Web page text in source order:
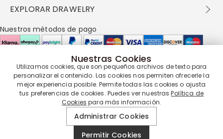
política de privacidad
Preguntas frecuentes
Política de cookies
Envío y entrega
Devolución en 60 días
Cómo cuidar
EXPLORAR DRAWELRY
Drawelry Prime
Programa de Recompensas
Nuestros métodos de pago
Nuestros socios de entrega
Nuestra garantía de servicio
Nuestras Cookies
Utilizamos cookies, que son pequeños archivos de texto para
personalizar el contenido. Las cookies nos permiten ofrecerle la
mejor experiencia posible. Permite todas las cookies o ajusta
tus preferencias de cookies. Puedes ver nuestrasPolítica de
Cookies para más información.
Administrar Cookies
Permitir Cookies